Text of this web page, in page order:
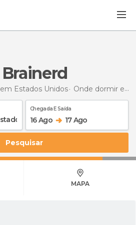
Brainerd
Estados Unidos Onde dormir em Minnesota
Chegada E Saída
16 Ago 17 Ago
Pesquisar
MAPA